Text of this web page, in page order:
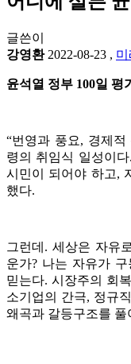
글쓴이
강영환 2022-08-23 ,
윤석열 정부 100일 평
“번영과 풍요, 경제
령의 취임식 일성이
시민이 되어야 하고,
했다.
그런데. 세상은 자유
운가? 나는 자유가
믿는다. 시장주의 회
소기업의 간극, 정규
왜곡과 갈등구조를 풀